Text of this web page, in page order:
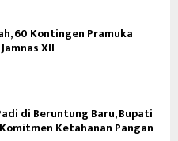
60 Kontingen Pramuka
XII
di Beruntung Baru, Bupati
Ketahanan Pangan